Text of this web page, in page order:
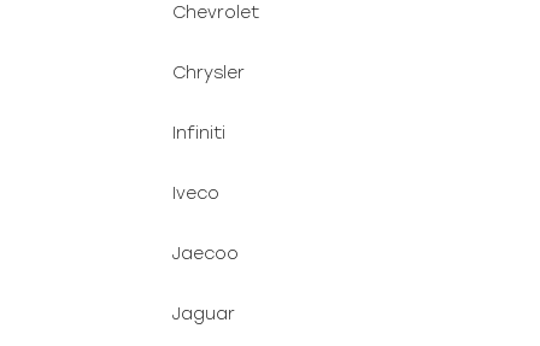
Chevrolet
Chrysler
Infiniti
Iveco
Jaecoo
Jaguar